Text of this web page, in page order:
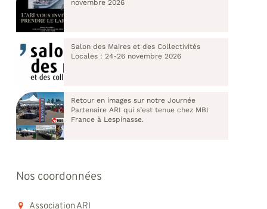
novembre 2026
Salon des Maires et des Collectivités
Locales : 24-26 novembre 2026
Retour en images sur notre Journée
Partenaire ARI qui s’est tenue chez MBI
France à Lespinasse.
Nos coordonnées
Association ARI